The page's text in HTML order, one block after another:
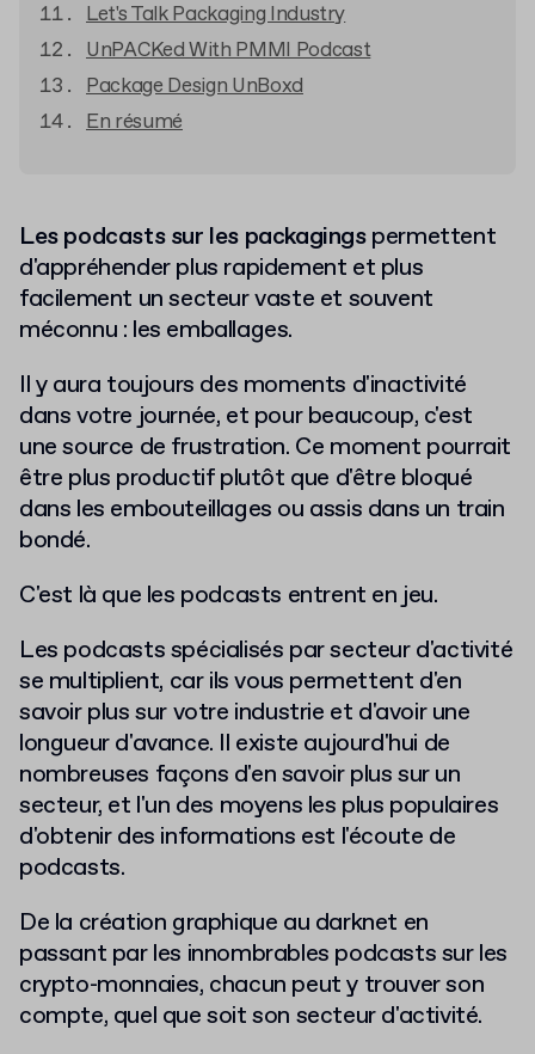
Let's Talk Packaging Industry
UnPACKed With PMMI Podcast
Package Design UnBoxd
En résumé
Les podcasts sur les packagingspermettent
d'appréhender plus rapidement et plus
facilement un secteur vaste et souvent
méconnu : les emballages.
Il y aura toujours des moments d'inactivité
dans votre journée, et pour beaucoup, c'est
une source de frustration. Ce moment pourrait
être plus productif plutôt que d'être bloqué
dans les embouteillages ou assis dans un train
bondé.
C'est là que les podcasts entrent en jeu.
Les podcasts spécialisés par secteur d'activité
se multiplient, car ils vous permettent d'en
savoir plus sur votre industrie et d'avoir une
longueur d'avance. Il existe aujourd'hui de
nombreuses façons d'en savoir plus sur un
secteur, et l'un des moyens les plus populaires
d'obtenir des informations est l'écoute de
podcasts.
De la création graphique au darknet en
passant par les innombrables podcasts sur les
crypto-monnaies, chacun peut y trouver son
compte, quel que soit son secteur d'activité.